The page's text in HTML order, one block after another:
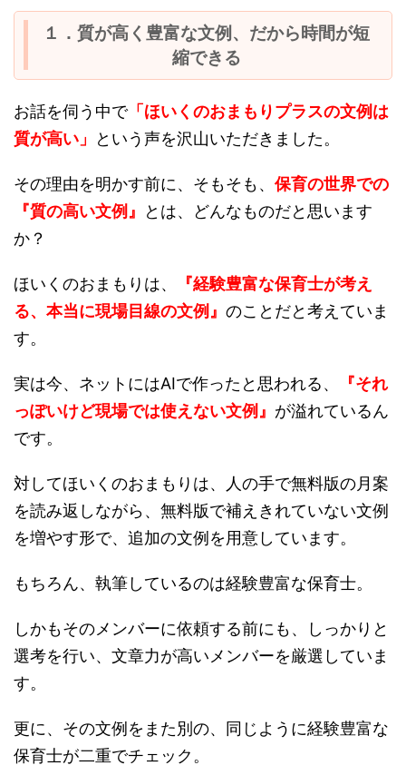
１．質が高く豊富な文例、だから時間が短
縮できる
お話を伺う中で「ほいくのおまもりプラスの文例は
質が高い」
という声を沢山いただきました。
その理由を明かす前に、そもそも、 保育の世界での
『質の高い文例』
とは、どんなものだと思います
か？
ほいくのおまもりは、
『経験豊富な保育士が考え
る、本当に現場目線の文例』 のことだと考えていま
す。
実は今、ネットにはAIで作ったと思われる、
『それ
っぽいけど現場では使えない文例』 が溢れているん
です。
対してほいくのおまもりは、人の手で無料版の月案
を読み返しながら、無料版で補えきれていない文例
を増やす形で、追加の文例を用意しています。
もちろん、執筆しているのは経験豊富な保育士。
しかもそのメンバーに依頼する前にも、しっかりと
選考を行い、文章力が高いメンバーを厳選していま
す。
更に、その文例をまた別の、同じように経験豊富な
保育士が二重でチェック。